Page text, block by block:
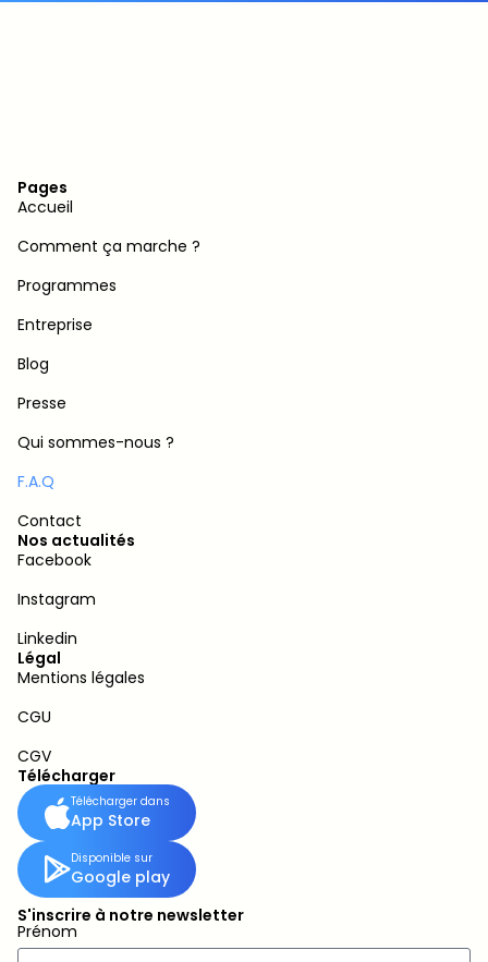
Pages
Accueil
Comment ça marche ?
Programmes
Entreprise
Blog
Presse
Qui sommes-nous ?
F.A.Q
Contact
Nos actualités
Facebook
Instagram
Linkedin
Légal
Mentions légales
CGU
CGV
Télécharger
Télécharger dans
App Store
Disponible sur
Google play
S'inscrire à notre newsletter
Prénom